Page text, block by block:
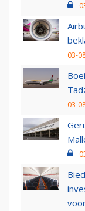
03-
03-